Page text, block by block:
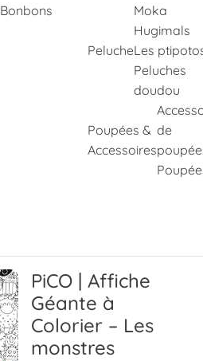
Bonbons
Peluche
Moka
Hugimals
Les
Peluches
doudou
Poupées &
Accessoires
de
PiCO | Affiche
Géante à
Colorier – Les
monstres